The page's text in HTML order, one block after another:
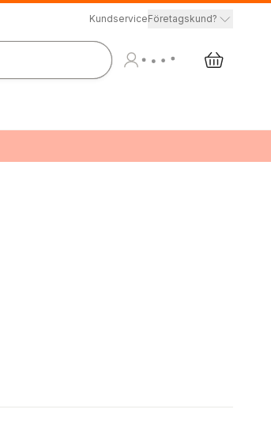
KundserviceFöretagskund?